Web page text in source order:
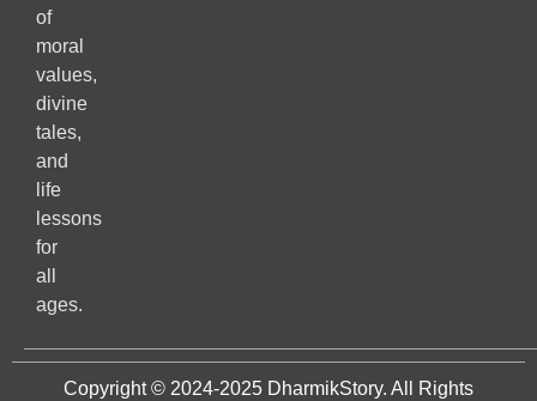
of
moral
values,
divine
tales,
and
life
lessons
for
all
ages.
Copyright © 2024-2025 DharmikStory. All Rights